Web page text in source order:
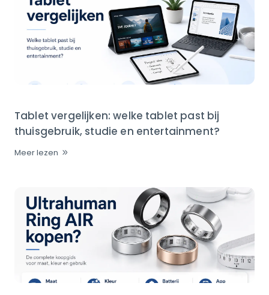
Tablet vergelijken: welke tablet past bij
thuisgebruik, studie en entertainment?
Meer lezen